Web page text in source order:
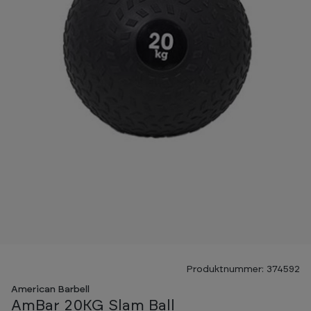
Produktnummer: 374592
American Barbell
AmBar 20KG Slam Ball